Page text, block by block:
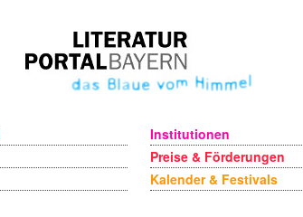
Institutionen
Preise & Förderungen
Kalender & Festivals